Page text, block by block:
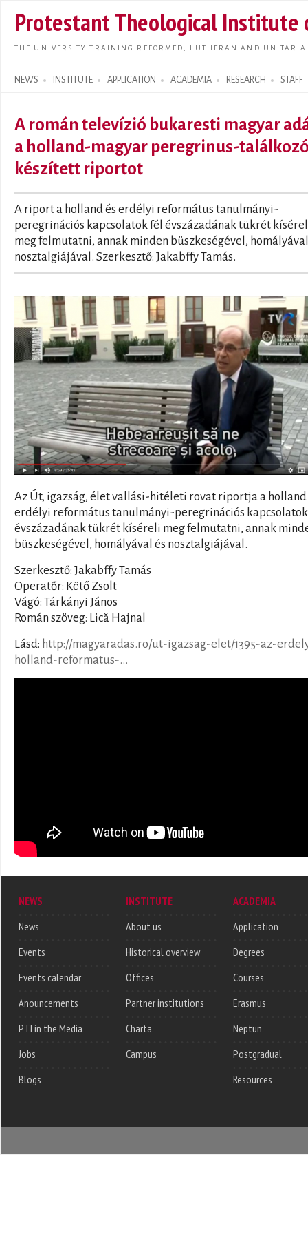
main
Protestant Theological Institute
THE UNIVERSITY TRAINING REFORMED, LUTHERAN AND
NEWS INSTITUTE APPLICATION ACADEMIA RESEARCH STAFF
Search form
A román televízió bukaresti magyar
a holland-magyar peregrinus-
készített riportot
A riport a holland és erdélyi református tanulmányi-
peregrinációs kapcsolatok fél évszázadának tükrét
meg felmutatni, annak minden büszkeségével,
nosztalgiájával. Szerkesztő: Jakabffy Tamás.
Az Út, igazság, élet vallási-hitéleti rovat riportja a holland
erdélyi református tanulmányi-peregrinációs
évszázadának tükrét kíséreli meg felmutatni, annak
büszkeségével, homályával és nosztalgiájával.
Szerkesztő: Jakabffy Tamás
Operatőr: Kötő Zsolt
Vágó: Tárkányi János
Román szöveg: Lică Hajnal
Lásd: http://magyaradas.ro/ut-igazsag-elet/1395-az-
holland-reformatus-...
NEWS
News
Events
Events calendar
Anouncements
PTI in the Media
Jobs
Blogs
INSTITUTE
About us
Historical overview
Offices
Partner institutions
Charta
Campus
ACADEMIA
Application
Degrees
Courses
Erasmus
Neptun
Postgradual
Resources